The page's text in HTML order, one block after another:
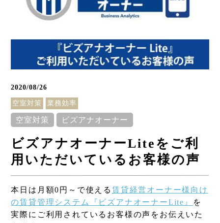
Column
コラム
2020/08/26
空室対策 業務効率
空室対策 ビズアナオーナー
ビズアナオーナーLiteをご利
用いただいているお客様の声
本日は月額0円～で使える賃貸経営オーナー様向け
の賃貸管理システム『ビズアナオーナーLite 』
を
実際にご利用されているお客様の声をお伝えいた